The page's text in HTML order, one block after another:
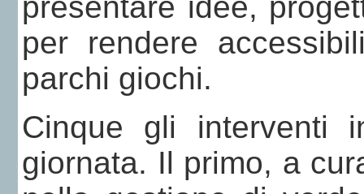
per rendere
parchi giochi.
Cinque gli interventi
giornata. Il primo, a